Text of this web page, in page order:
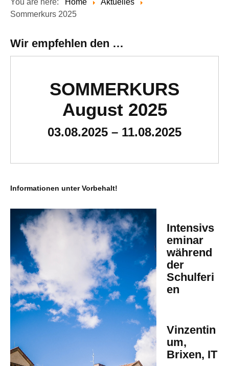
You are here: Home
Aktuelles
Sommerkurs 2025
Wir empfehlen den …
SOMMERKURS
August 2025
03.08.2025 – 11.08.2025
Informationen unter Vorbehalt!
Intensivs
eminar
während
der
Schulferi
en
Vinzentin
um,
Brixen, IT